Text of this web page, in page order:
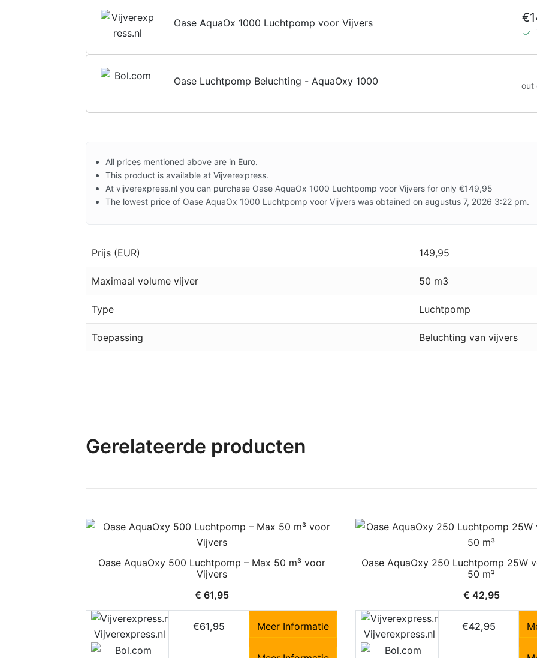
Oase AquaOx 1000 Luchtpomp voor Vijvers
Oase Luchtpomp Beluchting - AquaOxy 1000 out
All prices mentioned above are in Euro.
This product is available at Vijverexpress.
At vijverexpress.nl you can purchase Oase AquaOx 1000 Luchtpomp voor Vijvers for only €149,95
The lowest price of Oase AquaOx 1000 Luchtpomp voor Vijvers was obtained on augustus 7, 2026 3:22 pm.
Prijs (EUR) 149,95
Maximaal volume vijver 50 m3
Type Luchtpomp
Toepassing Beluchting van vijvers
Gerelateerde producten
Oase AquaOxy 500 Luchtpomp – Max 50 m³ voor
Vijvers
€ 61,95
Vijverexpress.nl
€61,95 Meer Informatie
Oase AquaOxy 250 Luchtpomp 25W
50 m³
€ 42,95
Vijverexpress.nl
€42,95